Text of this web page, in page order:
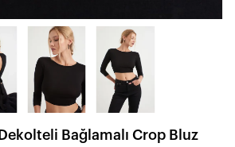
Dekolteli Bağlamalı Crop Bluz